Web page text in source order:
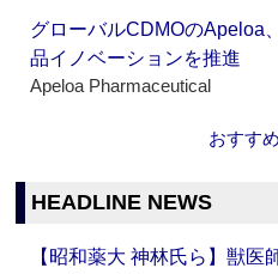
グローバルCDMOのApeloa
品イノベーションを推進
Apeloa Pharmaceutical
おすす
HEADLINE NEWS
【昭和薬大 神林氏ら】獣医